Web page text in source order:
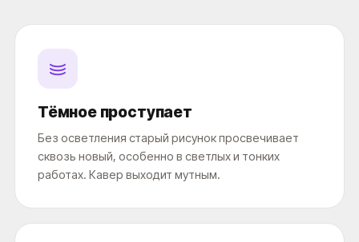
Тёмное проступает
Без осветления старый рисунок просвечивает
сквозь новый, особенно в светлых и тонких
работах. Кавер выходит мутным.